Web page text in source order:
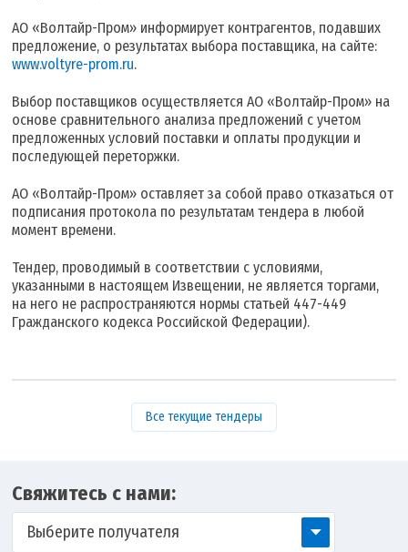
АО «Волтайр-Пром» информирует контрагентов, подавших
предложение, о результатах выбора поставщика, на сайте:
www.voltyre-prom.ru.
Выбор поставщиков осуществляется АО «Волтайр-Пром» на
основе сравнительного анализа предложений с учетом
предложенных условий поставки и оплаты продукции и
последующей переторжки.
АО «Волтайр-Пром» оставляет за собой право отказаться от
подписания протокола по результатам тендера в любой
момент времени.
Тендер, проводимый в соответствии с условиями,
указанными в настоящем Извещении, не является торгами,
на него не распространяются нормы статьей 447-449
Гражданского кодекса Российской Федерации).
Все текущие тендеры
Свяжитесь с нами:
Выберите получателя